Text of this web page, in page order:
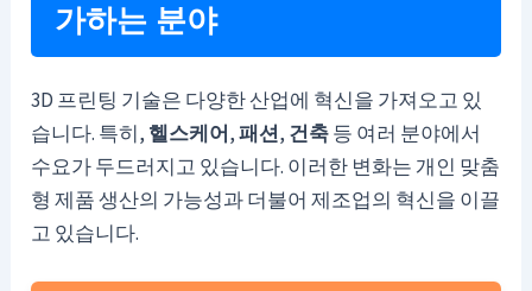
가하는 분야
3D 프린팅 기술은 다양한 산업에 혁신을 가져오고 있
습니다. 특히, 헬스케어,패션, 건축등 여러 분야에서
수요가 두드러지고 있습니다. 이러한 변화는 개인 맞춤
형 제품 생산의 가능성과 더불어 제조업의 혁신을 이끌
고 있습니다.